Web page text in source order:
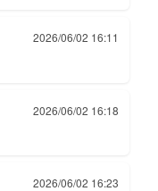
2026/06/02 16:11
2026/06/02 16:18
2026/06/02 16:23